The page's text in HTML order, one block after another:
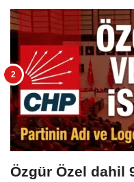
Özgür Özel dahil